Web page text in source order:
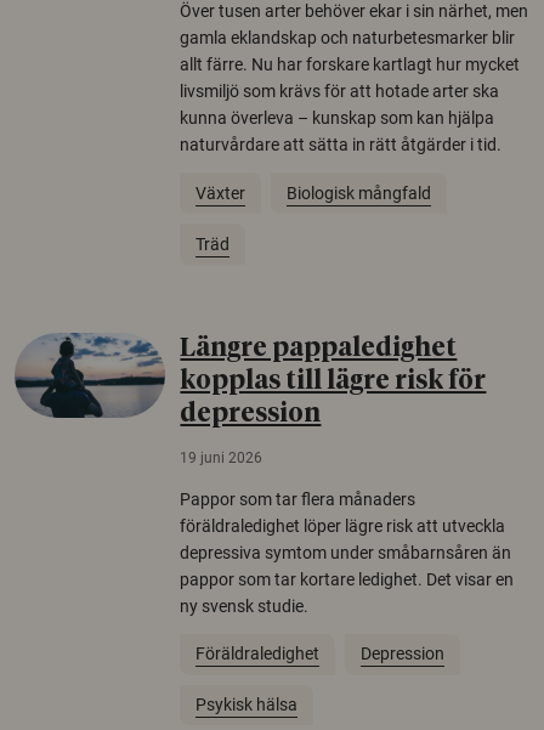
Över tusen arter behöver ekar i sin närhet, men
gamla eklandskap och naturbetesmarker blir
allt färre. Nu har forskare kartlagt hur mycket
livsmiljö som krävs för att hotade arter ska
kunna överleva – kunskap som kan hjälpa
naturvårdare att sätta in rätt åtgärder i tid.
Växter Biologisk mångfald
Träd
Längre pappaledighet
kopplas till lägre risk för
depression
19 juni 2026
Pappor som tar flera månaders
föräldraledighet löper lägre risk att utveckla
depressiva symtom under småbarnsåren än
pappor som tar kortare ledighet. Det visar en
ny svensk studie.
Föräldraledighet Depression
Psykisk hälsa